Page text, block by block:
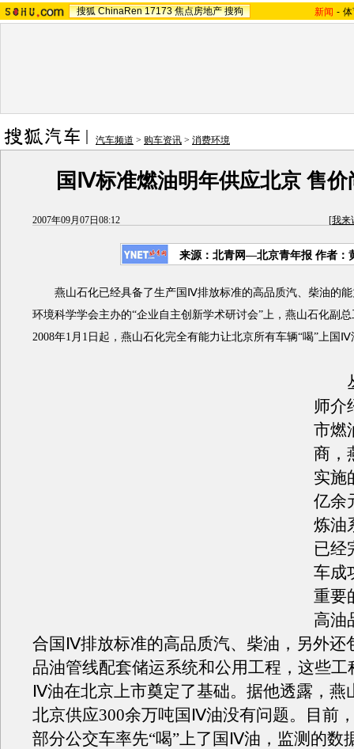
搜狐 ChinaRen 17173 焦点房地产 搜狗 新闻 -
汽车频道 > 购车资讯 > 消费环境
国Ⅳ标准燃油明年供应北京 售价
2007年09月07日08:12 [我来
来源：北青网—北京青年报 作者：
燕山石化已经具备了生产国Ⅳ排放标准的高品质汽、柴油的能
环境科学学会主办的“企业自主创新学术研讨会”上，燕山石化副
2008年1月1日起，燕山石化完全有能力让北京所有车辆“喝”上国Ⅳ
丛
师介
市燃
商，
实施
亿余
炼油
已经
车成
重要
高油
合国Ⅳ排放标准的高品质汽、柴油，另外还
品油管线配套储运系统和公用工程，这些工
Ⅳ油在北京上市奠定了基础。据他透露，燕
北京供应300余万吨国Ⅳ油没有问题。目前
部分公交车率先“喝”上了国Ⅳ油，监测的数